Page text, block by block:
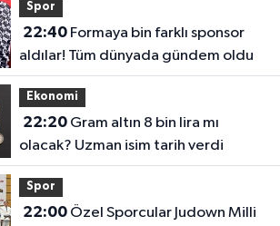
Spor
22:40Formaya bin farklı sponsor
aldılar! Tüm dünyada gündem oldu
Ekonomi
22:20Gram altın 8 bin lira mı
olacak? Uzman isim tarih verdi
Spor
22:00Özel Sporcular Judown Milli